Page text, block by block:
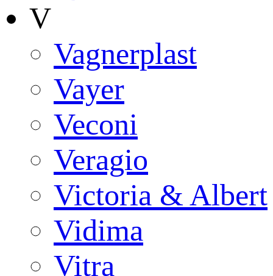
V
Vagnerplast
Vayer
Veconi
Veragio
Victoria & Albert
Vidima
Vitra